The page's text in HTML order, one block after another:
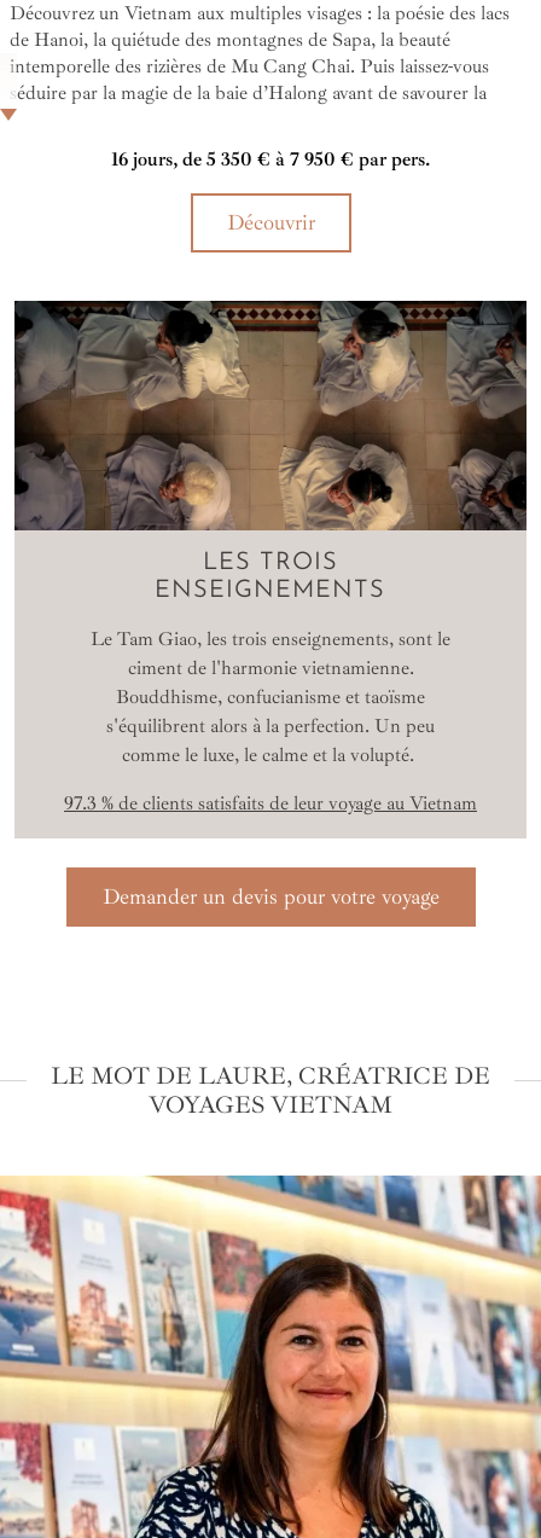
Découvrez un Vietnam aux multiples visages : la poésie des lacs
de Hanoi, la quiétude des montagnes de Sapa, la beauté
intemporelle des rizières de Mu Cang Chai. Puis laissez-vous
séduire par la magie de la baie d’Halong avant de savourer la
douceur tropicale de Koh Samet en Thaïlande.
16 jours, de 5 350 € à 7 950 € par pers.
Découvrir
LES TROIS
ENSEIGNEMENTS
Le Tam Giao, les trois enseignements, sont le
ciment de l'harmonie vietnamienne.
Bouddhisme, confucianisme et taoïsme
s'équilibrent alors à la perfection. Un peu
comme le luxe, le calme et la volupté.
97.3 % de clients satisfaits de leur voyage au Vietnam
Demander un devis pour votre voyage
LE MOT DE LAURE, CRÉATRICE DE
VOYAGES VIETNAM